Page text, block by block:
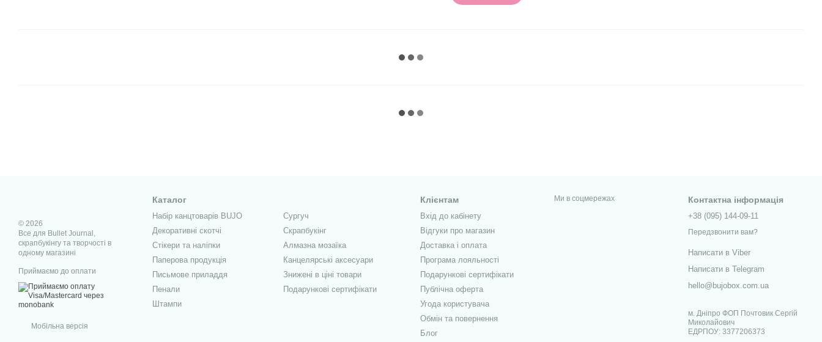
© 2026
Все для Bullet Journal,
скрапбукінгу та творчості в
одному магазині
Приймаємо до оплати
Мобільна версія
Каталог
Набір канцтоварів BUJO
Декоративні скотчі
Стікери та наліпки
Паперова продукція
Письмове приладдя
Пенали
Штампи
Сургуч
Скрапбукінг
Алмазна мозаїка
Канцелярські аксесуари
Знижені в ціні товари
Подарункові сертифікати
Клієнтам
Вхід до кабінету
Відгуки про магазин
Доставка і оплата
Програма лояльності
Подарункові сертифікати
Публічна оферта
Угода користувача
Обмін та повернення
Блог
Ми в соцмережах Контактна інформація
+38 (095) 144-09-11
Передзвонити вам?
Написати в Viber
Написати в Telegram
hello@bujobox.com.ua
м. Дніпро ФОП Почтовик Сергій
Миколайович
ЕДРПОУ: 3377206373